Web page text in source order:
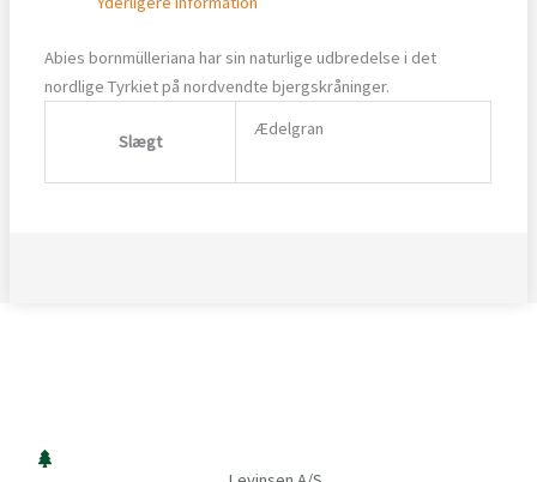
Abies bornmülleriana har sin naturlige udbredelse i det
nordlige Tyrkiet på nordvendte bjergskråninger.
Slægt
Ædelgran